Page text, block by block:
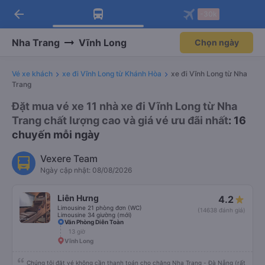
Tải app Vexere ngay!
Nhận ưu đãi thành viên độc
Mở app
Tải app Vexere
-30k/ghế khi đặt vé máy bay qua
Mở app
arrow_back
Nha Trang Vĩnh Long Chọn ngày
Vé xe khách xe đi Vĩnh Long từ Khánh Hòa
xe đi Vĩnh Long từ Nha
Trang
Đặt mua vé xe 11 nhà xe đi Vĩnh Long từ Nha
Trang chất lượng cao và giá vé ưu đãi nhất: 16
chuyến mỗi ngày
Vexere Team
Ngày cập nhật: 08/08/2026
Liên Hưng
Limousine 21 phòng đơn (WC)
Limousine 34 giường (mới)
4.2
(14638 đánh giá)
Văn Phòng Diên Toàn
13 giờ
Vĩnh Long
Chúng tôi đặt vé không cần thanh toán cho chặng Nha Trang - Đà Nẵng (rất